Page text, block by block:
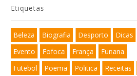
Etiquetas
Beleza Biografia Desporto
Dicas
Evento
Fofoca França
Funana
Futebol
Poema Politica Receitas